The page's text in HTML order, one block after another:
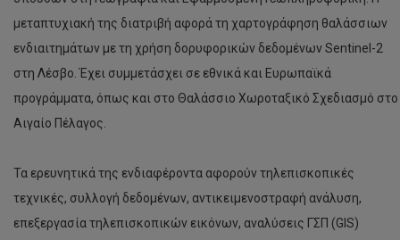
μεταπτυχιακή της διατριβή αφορά τη χαρτογράφηση θαλάσσιων
ενδιαιτημάτων με τη χρήση δορυφορικών δεδομένων Sentinel-2
στη Λέσβο. Έχει συμμετάσχει σε εθνικά και Ευρωπαϊκά
προγράμματα, όπως και στο Θαλάσσιο Χωροταξικό Σχεδιασμό στο
Αιγαίο Πέλαγος.
Τα ερευνητικά της ενδιαφέροντα αφορούν τηλεπισκοπικές
τεχνικές, συλλογή δεδομένων, αντικειμενοστραφή ανάλυση,
επεξεργασία τηλεπισκοπικών εικόνων, αναλύσεις ΓΣΠ (GIS)